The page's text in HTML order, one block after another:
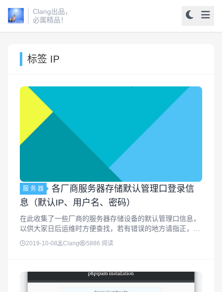
Clang出品，
必属精品！
标签 IP
服 务 器
各厂商服务器存储默认管理口登录信
息（默认IP、用户名、密码）
在此收集了一些厂商的服务器存储设备的默认管理口信息，
以供大家日后运维时方便查找，若有错误的地方请指正，谢
谢！重要声明：以下信息仅用于合法的内部初始化配置和运
维。新机上架前必须立即修改默认密码！默认密码暴露是高
2019-10-08 Clang 5886 阅读